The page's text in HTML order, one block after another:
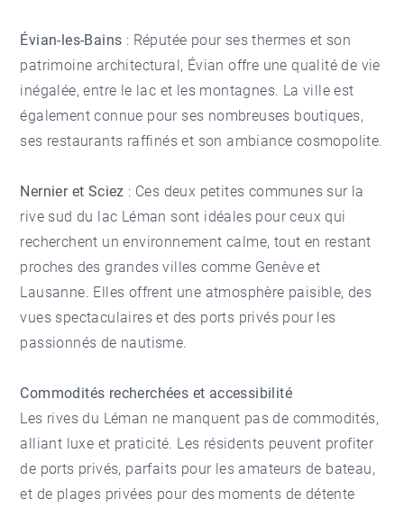
Évian-les-Bains : Réputée pour ses thermes et son
patrimoine architectural, Évian offre une qualité de vie
inégalée, entre le lac et les montagnes. La ville est
également connue pour ses nombreuses boutiques,
ses restaurants raffinés et son ambiance cosmopolite.
Nernier et Sciez : Ces deux petites communes sur la
rive sud du lac Léman sont idéales pour ceux qui
recherchent un environnement calme, tout en restant
proches des grandes villes comme Genève et
Lausanne. Elles offrent une atmosphère paisible, des
vues spectaculaires et des ports privés pour les
passionnés de nautisme.
Commodités recherchées et accessibilité
Les rives du Léman ne manquent pas de commodités,
alliant luxe et praticité. Les résidents peuvent profiter
de ports privés, parfaits pour les amateurs de bateau,
et de plages privées pour des moments de détente